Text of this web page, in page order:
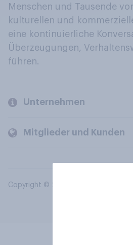
Menschen und Tausende
kulturellen und
eine kontinuierliche
Überzeugungen,
führen.
Unternehmen
Mitglieder und Kunden
Copyright © 2026 YouGov PLC. Alle